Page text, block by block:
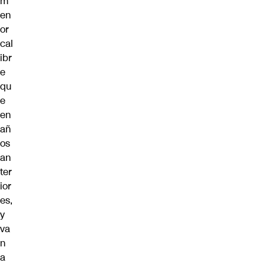
en
or
cal
ibr
e
qu
e
en
añ
os
an
ter
ior
es,
y
va
n
a